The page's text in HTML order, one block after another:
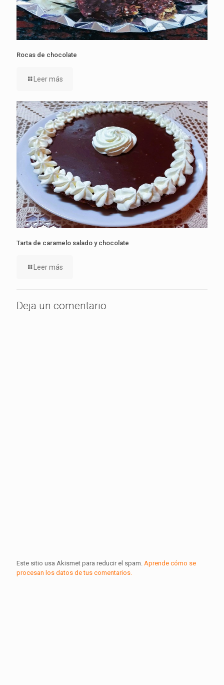
Rocas de chocolate
Leer más
Tarta de caramelo salado y chocolate
Leer más
Deja un comentario
Este sitio usa Akismet para reducir el spam. Aprende cómo se
procesan los datos de tus comentarios.